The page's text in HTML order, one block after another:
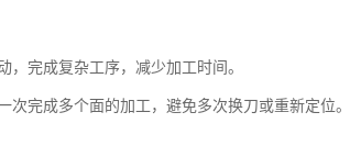
完成复杂工序，减少加工时间。
次完成多个面的加工，避免多次换刀或重新定位。